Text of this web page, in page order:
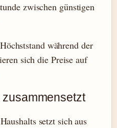
zwischen günstigen
während der
sich die Preise auf
setzt sich aus